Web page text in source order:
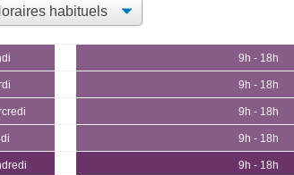
9h - 18h
9h - 18h
9h - 18h
9h - 18h
9h - 18h